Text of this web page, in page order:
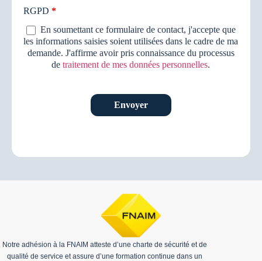
RGPD *
En soumettant ce formulaire de contact, j'accepte que
les informations saisies soient utilisées dans le cadre de ma
demande. J'affirme avoir pris connaissance du processus
detraitement de mes données personnelles.
Envoyer
Notre adhésion à la FNAIM atteste d’une charte de sécurité et de
qualité de service et assure d’une formation continue dans un